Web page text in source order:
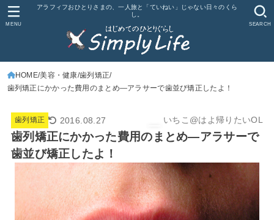
アラフィフおひとりさまの、一人旅と「ていねい」じゃない日々のくら
し。
SEARCH
MENU
HOME 美容・健康 歯列矯正
歯列矯正にかかった費用のまとめ―アラサーで歯並び矯正したよ！
歯列矯正 2016.08.27 いちこ@はよ帰りたいOL
歯列矯正にかかった費用のまとめ―アラサーで
歯並び矯正したよ！